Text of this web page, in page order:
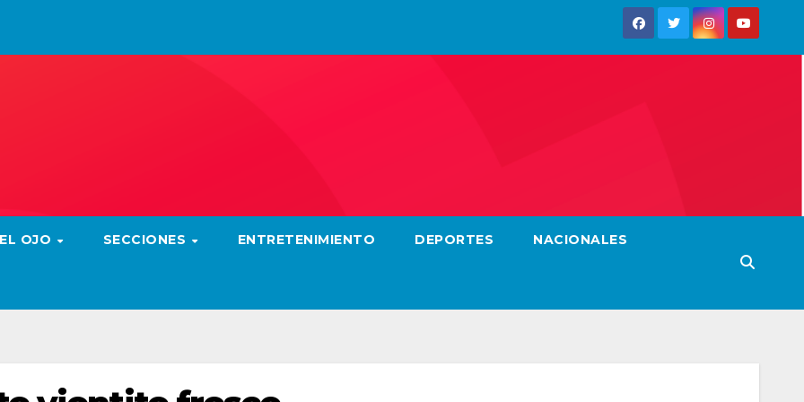
OJO SECCIONES ENTRETENIMIENTO DEPORTES NACIONALES